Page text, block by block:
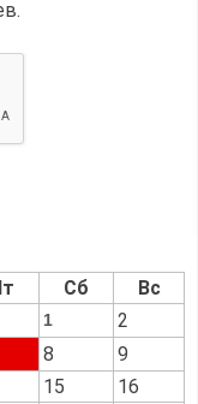
Сб Вс
1
2
8
9
15
16